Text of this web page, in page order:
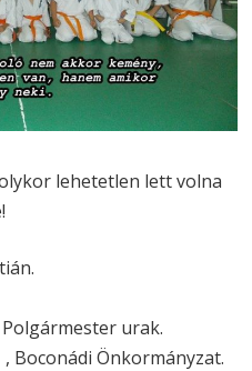
lehetetlen lett volna
urak.
Boconádi Önkormányzat.